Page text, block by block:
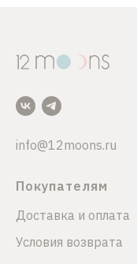
info@12moons.ru
Покупателям
Доставка и оплата
Условия возврата